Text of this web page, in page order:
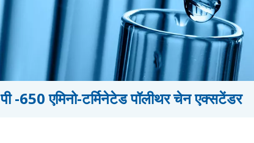
-650 एमिनो-टर्मिनेटेड पॉलीथर चेन एक्सटेंडर